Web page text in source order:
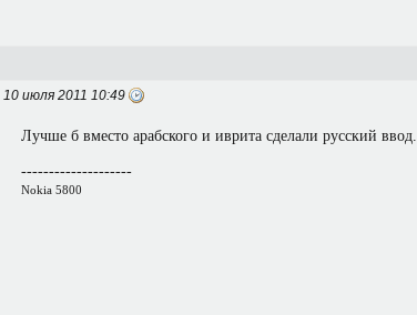
10 июля 2011 10:49
Лучше б вместо арабского и иврита сделали русский ввод.
--------------------
Nokia 5800